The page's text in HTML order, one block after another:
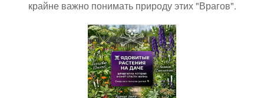
крайне важно понимать природу этих "Врагов".